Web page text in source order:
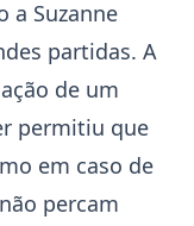
a Suzanne
partidas. A
de um
permitiu que
em caso de
percam